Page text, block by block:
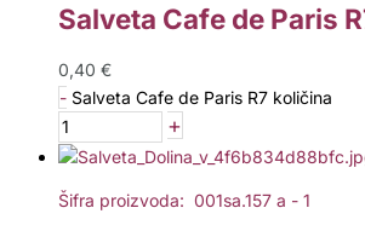
Salveta Cafe de Paris
0,40 €
- Salveta Cafe de Paris R7 količina
+
Šifra proizvoda: 001sa.157 a - 1